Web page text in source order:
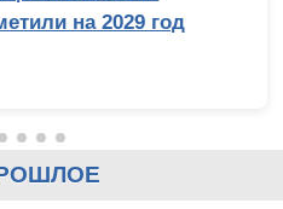
на 2029 год